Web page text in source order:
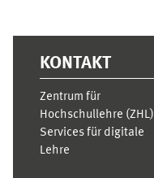
KONTAKT
Zentrum für
Hochschullehre (ZHL)
Services für digitale
Lehre